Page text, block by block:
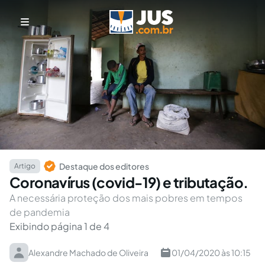
Artigo Destaque dos editores
Coronavírus (covid-19) e tributação.
A necessária proteção dos mais pobres em tempos
de pandemia
Exibindo página 1 de 4
Alexandre Machado de Oliveira 01/04/2020 às 10:15